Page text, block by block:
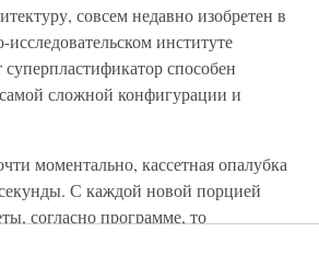
совсем недавно изобретен в
институте
способен
сложной конфигурации и
моментально, кассетная опалубка
С каждой новой порцией
согласно программе, то
для окон, то прорезаются отверстия